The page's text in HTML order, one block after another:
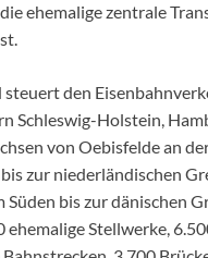
ehemalige zentrale
steuert den
Schleswig-Holstein,
von Oebisfelde an
zur niederländischen
Süden bis zur dänischen
ehemalige Stellwerke,